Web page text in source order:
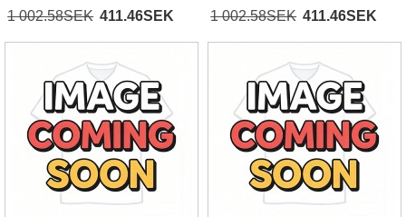
1 002.58SEK 411.46SEK 1 002.58SEK 411.46SEK